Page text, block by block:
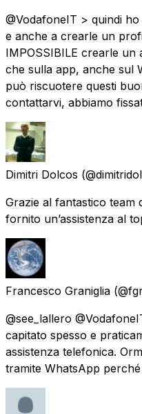
@VodafoneIT > quindi
e anche a crearle un
IMPOSSIBILE crearle
che sulla app, anche sul
può riscuotere questi
contattarvi, abbiamo
Dimitri Dolcos
Grazie al fantastico team
fornito un’assistenza al
Francesco Graniglia
@see_lallero
capitato spesso e
assistenza telefonica.
tramite WhatsApp